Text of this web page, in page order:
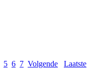
5 6 7 Volgende
Laatste